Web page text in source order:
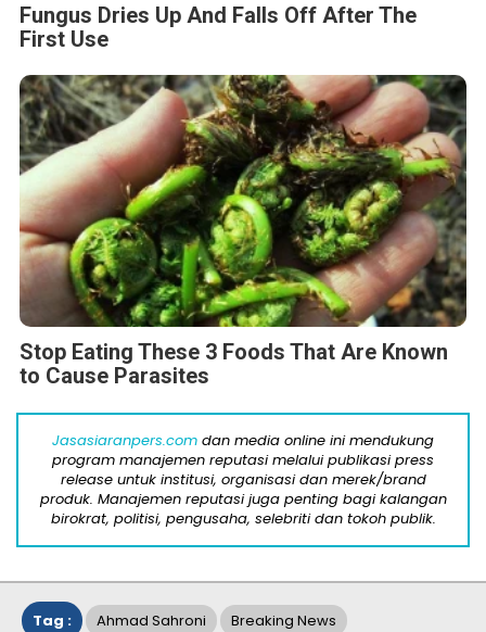
Fungus Dries Up And Falls Off After The
First Use
Stop Eating These 3 Foods That Are Known
to Cause Parasites
Jasasiaranpers.com dan media online ini mendukung
program manajemen reputasi melalui publikasi press
release untuk institusi, organisasi dan merek/brand
produk. Manajemen reputasi juga penting bagi kalangan
birokrat, politisi, pengusaha, selebriti dan tokoh publik.
Tag : Ahmad Sahroni Breaking News